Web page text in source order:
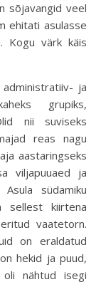
sõjavangid veel
ehitati asulasse
Kogu värk käis
ja
grupiks,
nii suviseks
reas nagu
aastaringseks
viljapuuaed ja
südamiku
sellest kiirtena
vaatetorn.
on eraldatud
hekid ja puud,
nähtud isegi